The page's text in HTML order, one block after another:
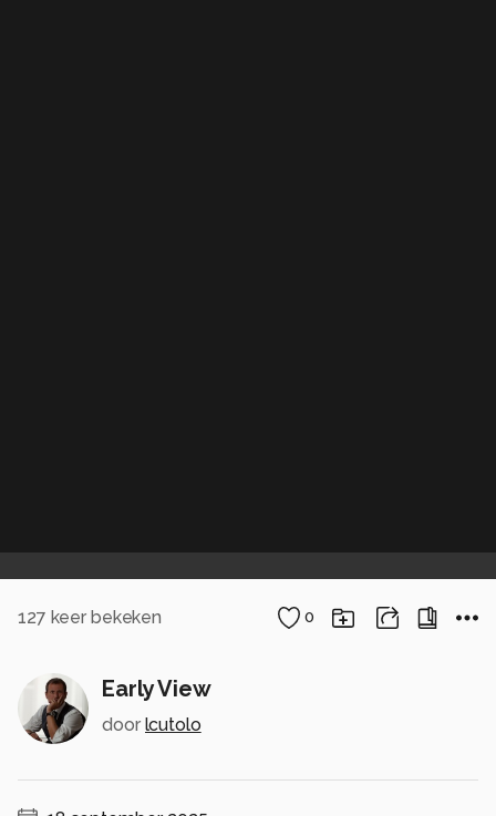
127 keer bekeken 0
Early View
door lcutolo